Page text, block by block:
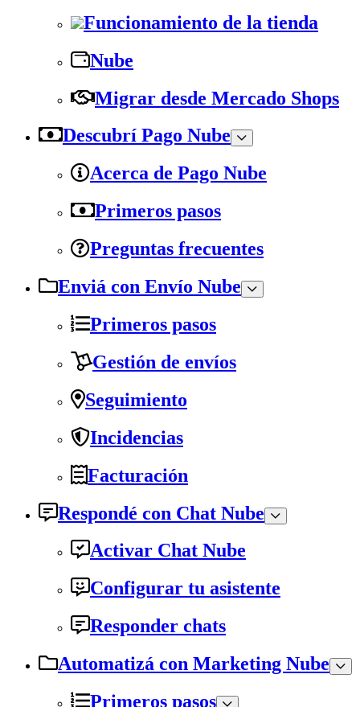
Funcionamiento de la tienda
Nube
Migrar desde Mercado Shops
Descubrí Pago Nube
Acerca de Pago Nube
Primeros pasos
Preguntas frecuentes
Enviá con Envío Nube
Primeros pasos
Gestión de envíos
Seguimiento
Incidencias
Facturación
Respondé con Chat Nube
Activar Chat Nube
Configurar tu asistente
Responder chats
Automatizá con Marketing Nube
Primeros pasos